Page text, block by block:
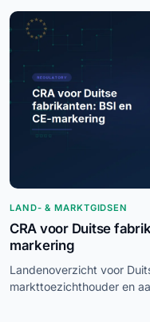
verplichtingen apart
LAND- & MARKTGIDSEN
CRA voor Duitse
markering
Landenoverzicht voor
markttoezichthouder en